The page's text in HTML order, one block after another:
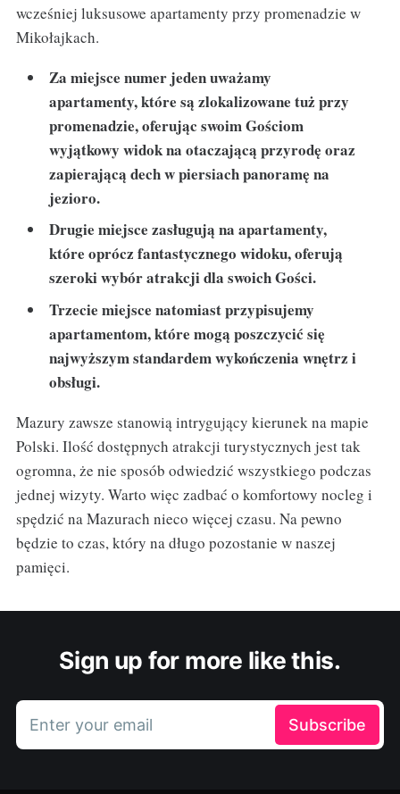
wcześniej luksusowe apartamenty przy promenadzie w
Mikołajkach.
Za miejsce numer jeden uważamy
apartamenty, które są zlokalizowane tuż przy
promenadzie, oferując swoim Gościom
wyjątkowy widok na otaczającą przyrodę oraz
zapierającą dech w piersiach panoramę na
jezioro.
Drugie miejsce zasługują na apartamenty,
które oprócz fantastycznego widoku, oferują
szeroki wybór atrakcji dla swoich Gości.
Trzecie miejsce natomiast przypisujemy
apartamentom, które mogą poszczycić się
najwyższym standardem wykończenia wnętrz i
obsługi.
Mazury zawsze stanowią intrygujący kierunek na mapie
Polski. Ilość dostępnych atrakcji turystycznych jest tak
ogromna, że nie sposób odwiedzić wszystkiego podczas
jednej wizyty. Warto więc zadbać o komfortowy nocleg i
spędzić na Mazurach nieco więcej czasu. Na pewno
będzie to czas, który na długo pozostanie w naszej
pamięci.
Sign up for more like this.
Enter your email Subscribe